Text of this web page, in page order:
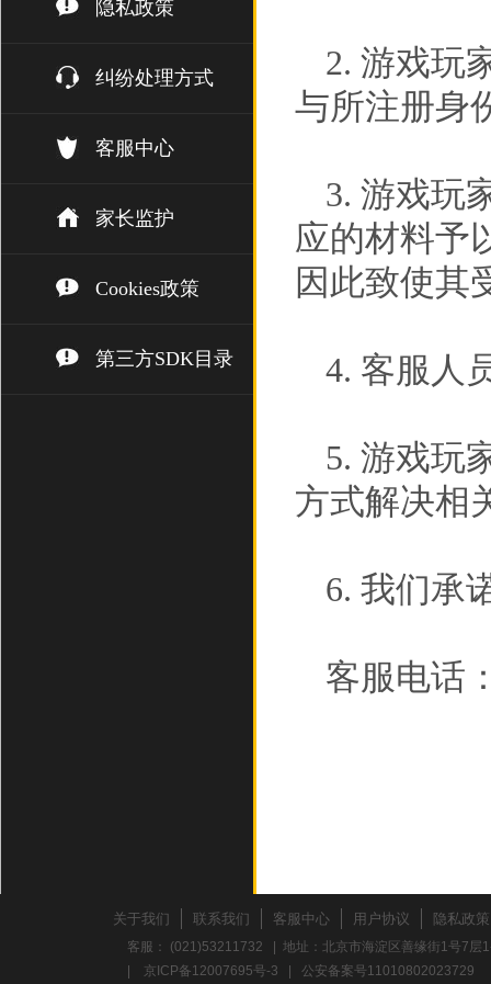
隐私政策
纠纷处理方式
客服中心
家长监护
Cookies政策
第三方SDK目录
2. 游戏玩
与所注册身
3. 游戏玩
应的材料予
因此致使其
4. 客服人
5. 游戏玩
方式解决相
6. 我们承
客服电话
关于我们 联系我们 客服中心 用户协议 隐私政策
客服： (021)53211732 | 地址：北京市海淀区善缘街1号7
京ICP备12007695号-3
公安备案号11010802023729